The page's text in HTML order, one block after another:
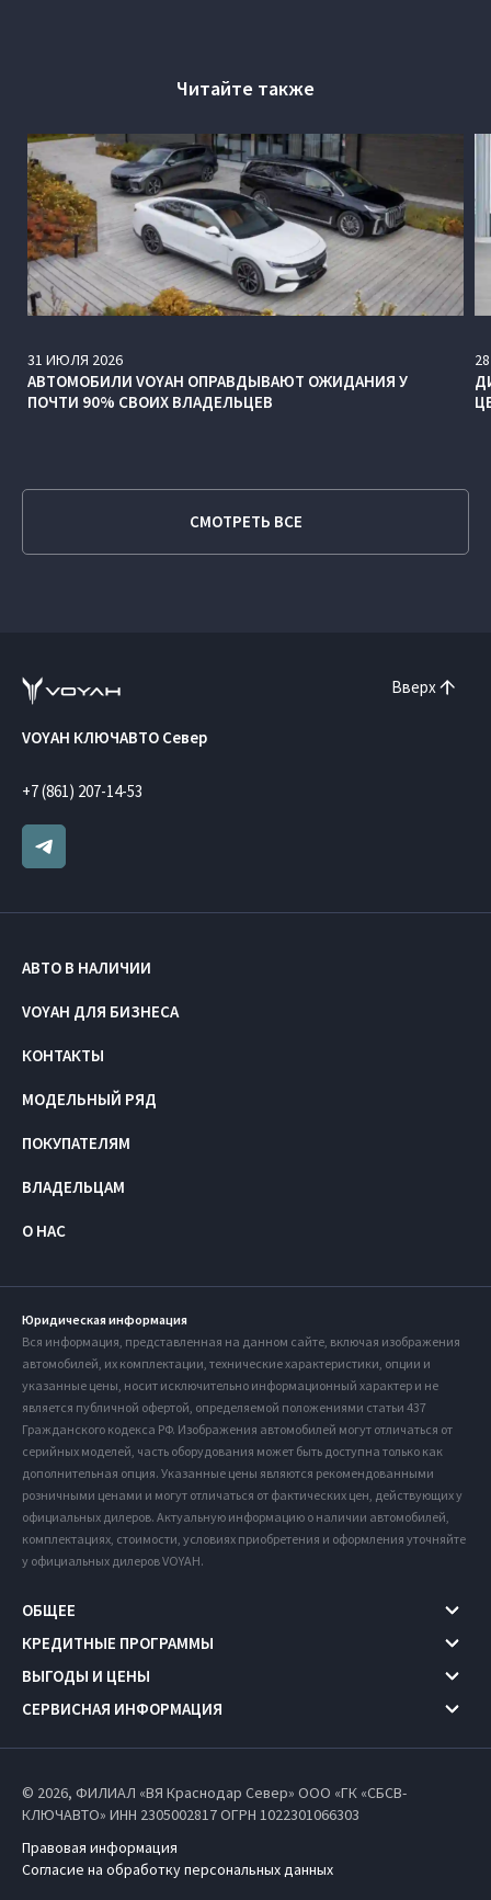
Читайте также
31 ИЮЛЯ 2026
АВТОМОБИЛИ VOYAH ОПРАВДЫВАЮТ ОЖИДАНИЯ У
ПОЧТИ 90% СВОИХ ВЛАДЕЛЬЦЕВ
28
СМОТРЕТЬ ВСЕ
Вверх
VOYAH КЛЮЧАВТО Север
+7 (861) 207-14-53
АВТО В НАЛИЧИИ
VOYAH ДЛЯ БИЗНЕСА
КОНТАКТЫ
МОДЕЛЬНЫЙ РЯД
ПОКУПАТЕЛЯМ
ВЛАДЕЛЬЦАМ
О НАС
Юридическая информация
Вся информация, представленная на данном сайте, включая изображения
автомобилей, их комплектации, технические характеристики, опции и
указанные цены, носит исключительно информационный характер и не
является публичной офертой, определяемой положениями статьи 437
Гражданского кодекса РФ. Изображения автомобилей могут отличаться от
серийных моделей, часть оборудования может быть доступна только как
дополнительная опция. Указанные цены являются рекомендованными
розничными ценами и могут отличаться от фактических цен, действующих у
официальных дилеров. Актуальную информацию о наличии автомобилей,
комплектациях, стоимости, условиях приобретения и оформления уточняйте
у официальных дилеров VOYAH.
ОБЩЕЕ
КРЕДИТНЫЕ ПРОГРАММЫ
ВЫГОДЫ И ЦЕНЫ
СЕРВИСНАЯ ИНФОРМАЦИЯ
© 2026, ФИЛИАЛ «ВЯ Краснодар Север» ООО «ГК «СБСВ-
КЛЮЧАВТО» ИНН 2305002817ОГРН 1022301066303
Правовая информация
Согласие на обработку персональных данных